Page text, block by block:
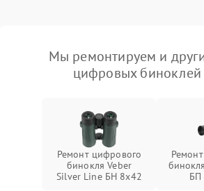
Мы ремонтируем и
цифровых биноклей
Ремонт цифрового
бинокля Veber
Silver Line БН 8x42
БП